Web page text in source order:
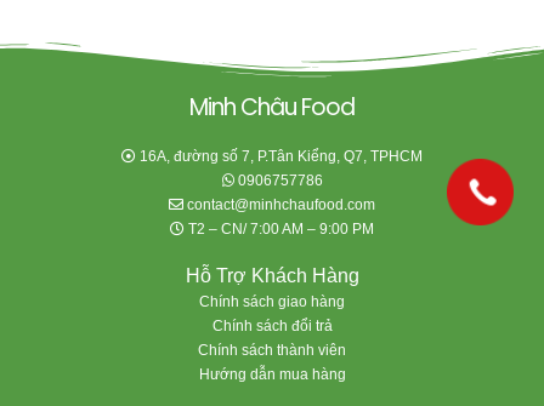
Minh Châu Food
16A, đường số 7, P.Tân Kiểng, Q7, TPHCM
0906757786
contact@minhchaufood.com
T2 – CN/ 7:00 AM – 9:00 PM
Hỗ Trợ Khách Hàng
Chính sách giao hàng
Chính sách đổi trả
Chính sách thành viên
Hướng dẫn mua hàng